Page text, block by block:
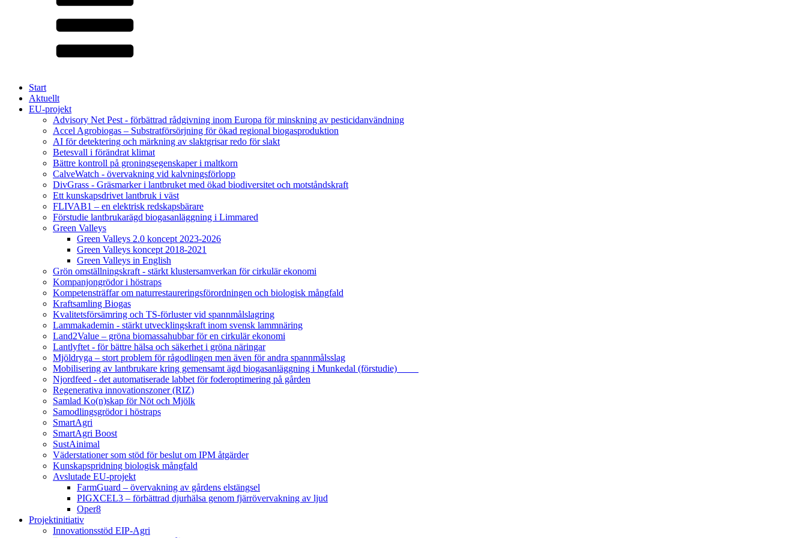
Start
Aktuellt
EU-projekt
Advisory Net Pest - förbättrad rådgivning inom Europa för minskning av pesticidanvändning
Accel Agrobiogas – Substratförsörjning för ökad regional biogasproduktion
AI för detektering och märkning av slaktgrisar redo för slakt
Betesvall i förändrat klimat
Bättre kontroll på groningsegenskaper i maltkorn
CalveWatch - övervakning vid kalvningsförlopp
DivGrass - Gräsmarker i lantbruket med ökad biodiversitet och motståndskraft
Ett kunskapsdrivet lantbruk i väst
FLIVAB1 – en elektrisk redskapsbärare
Förstudie lantbrukarägd biogasanläggning i Limmared
Green Valleys
Green Valleys 2.0 koncept 2023-2026
Green Valleys koncept 2018-2021
Green Valleys in English
Grön omställningskraft - stärkt klustersamverkan för cirkulär ekonomi
Kompanjongrödor i höstraps
Kompetensträffar om naturrestaureringsförordningen och biologisk mångfald
Kraftsamling Biogas
Kvalitetsförsämring och TS-förluster vid spannmålslagring
Lammakademin - stärkt utvecklingskraft inom svensk lammnäring
Land2Value – gröna biomassahubbar för en cirkulär ekonomi
Lantlyftet - för bättre hälsa och säkerhet i gröna näringar
Mjöldryga – stort problem för rågodlingen men även för andra spannmålsslag
Mobilisering av lantbrukare kring gemensamt ägd biogasanläggning i Munkedal (förstudie)
Njordfeed - det automatiserade labbet för foderoptimering på gården
Regenerativa innovationszoner (RIZ)
Samlad Ko(n)skap för Nöt och Mjölk
Samodlingsgrödor i höstraps
SmartAgri
SmartAgri Boost
SustAinimal
Väderstationer som stöd för beslut om IPM åtgärder
Kunskapspridning biologisk mångfald
Avslutade EU-projekt
FarmGuard – övervakning av gårdens elstängsel
PIGXCEL3 – förbättrad djurhälsa genom fjärrövervakning av ljud
Oper8
Projektinitiativ
Innovationsstöd EIP-Agri